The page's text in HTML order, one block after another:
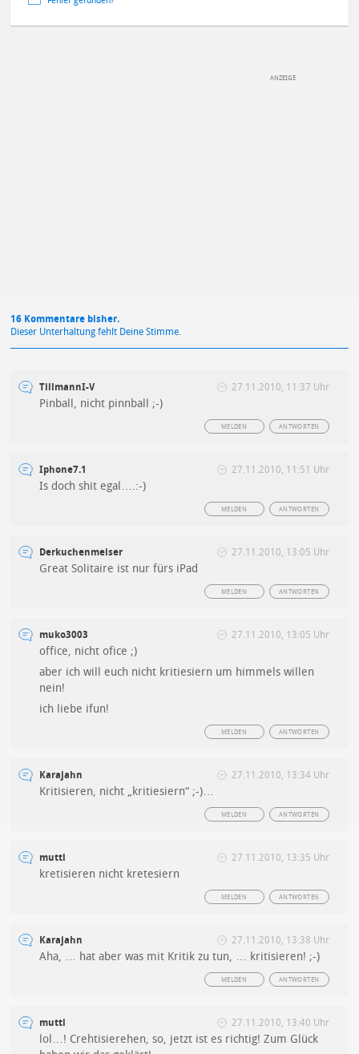
16 Kommentare bisher.
Dieser Unterhaltung fehlt Deine Stimme.
TillmannI-V 27.11.2010, 11:37 Uhr
Pinball, nicht pinnball ;-)
ANTWORTEN
MELDEN
Iphone7.1 27.11.2010, 11:51 Uhr
Is doch shit egal….:-)
ANTWORTEN
MELDEN
Derkuchenmeiser 27.11.2010, 13:05 Uhr
Great Solitaire ist nur fürs iPad
ANTWORTEN
MELDEN
muko3003 27.11.2010, 13:05 Uhr
office, nicht ofice ;)
aber ich will euch nicht kritiesiern um himmels willen
nein!
ich liebe ifun!
ANTWORTEN
MELDEN
Karajahn 27.11.2010, 13:34 Uhr
Kritisieren, nicht „kritiesiern“ ;-)…
ANTWORTEN
MELDEN
mutti 27.11.2010, 13:35 Uhr
kretisieren nicht kretesiern
ANTWORTEN
MELDEN
Karajahn 27.11.2010, 13:38 Uhr
Aha, … hat aber was mit Kritik zu tun, … kritisieren! ;-)
ANTWORTEN
MELDEN
mutti 27.11.2010, 13:40 Uhr
lol…! Crehtisierehen, so, jetzt ist es richtig! Zum Glück